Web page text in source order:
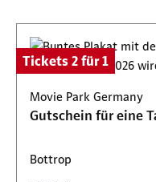
Tickets 2 für 1
Movie Park Germany
Gutschein für eine
Bottrop